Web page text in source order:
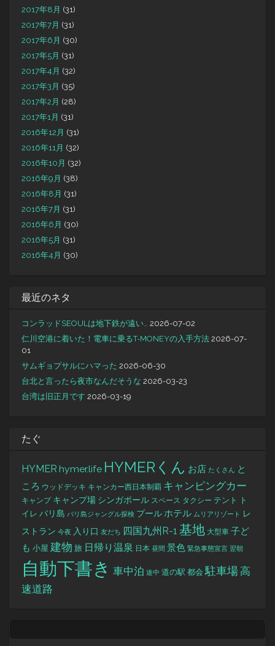
2017年8月 (31)
2017年7月 (31)
2017年6月 (30)
2017年5月 (31)
2017年4月 (32)
2017年3月 (35)
2017年2月 (28)
2017年1月 (31)
2016年12月 (31)
2016年11月 (32)
2016年10月 (32)
2016年9月 (38)
2016年8月 (31)
2016年7月 (31)
2016年6月 (30)
2016年5月 (31)
2016年4月 (30)
最近のネタ
コンラッドSEOULは地下鉄が遠い… 2026-07-02
仁川空港に着いた！電車に乗るT-MONEYの入手方法 2026-07-
01
サムギョプサルにハマった 2026-06-30
台北と言ったら夜市なんだそうな 2026-03-23
台湾は旧正月です 2026-03-19
たぐ
HYMER hymer.life HYMERくん お店 たくさん と
ころ ウッドデッキ キャンカー西日本制覇 キャンピングカー
キャンプ キャンプ場 シンガポール スペース タクシー テント
ト
イレ バリ島 バリ島ジャングル探検 プールホテル ムリアリゾート
レ
ストラン 今夜 入り口 友だち 四国九州R-1 基地 大型車 子ど
も 小屋 建物 旅 日帰り温泉 日本 昼間 景色 緊急事態宣言 翌朝
自動下書き 車中泊 途中 道の駅 都会 駐車場高
速道路